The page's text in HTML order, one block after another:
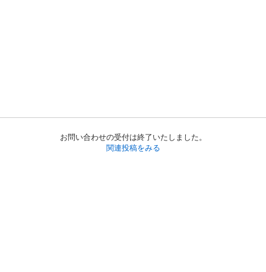
お問い合わせの受付は終了いたしました。
関連投稿をみる